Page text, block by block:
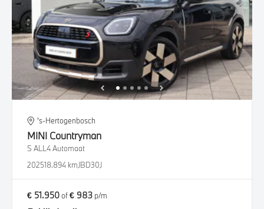
's-Hertogenbosch
MINI Countryman
S ALL4 Automaat
202518.894 kmJBD30J
€ 51.950of€ 983 p/m